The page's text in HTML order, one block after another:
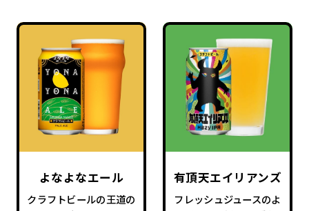
よなよなエール
クラフトビールの王道の
有頂天エイリアンズ
フレッシュジュースのよ